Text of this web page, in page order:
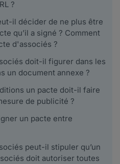
?
il décider de ne plus être
qu’il a signé ? Comment
d'associés ?
doit-il figurer dans les
un document annexe ?
un pacte doit-il faire
de publicité ?
un pacte entre
peut-il stipuler qu’un
doit autoriser toutes